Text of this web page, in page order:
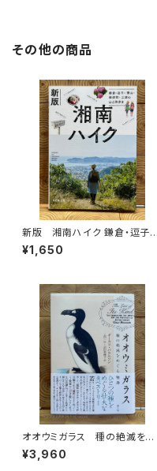
その他の商品
新版 湘南ハイク 鎌倉・逗子・
葉山・横須賀・三浦の山と海歩き
¥1,650
オオウミガラス 種の絶滅をめ
ぐる物語
¥3,960